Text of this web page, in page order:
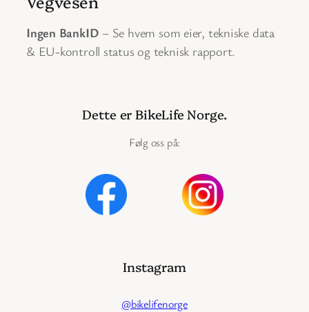
Ingen BankID – Se hvem som eier, tekniske data
& EU-kontroll status og teknisk rapport.
Dette er BikeLife Norge.
Følg oss på:
Instagram
@bikelifenorge